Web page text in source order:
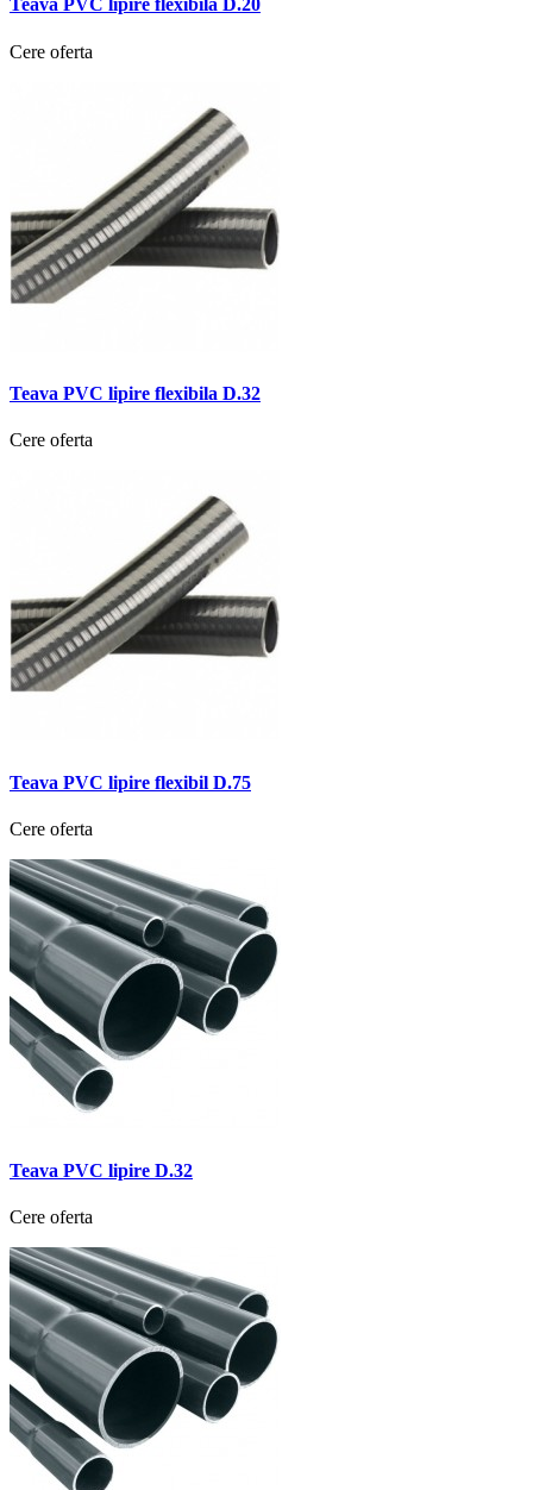
Teava PVC lipire flexibila D.20
Cere oferta
Teava PVC lipire flexibila D.32
Cere oferta
Teava PVC lipire flexibil D.75
Cere oferta
Teava PVC lipire D.32
Cere oferta